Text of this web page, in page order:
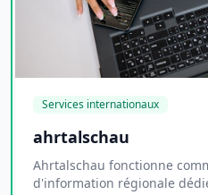
Services internationaux
ahrtalschau
Ahrtalschau fonctionne
d'information régionale